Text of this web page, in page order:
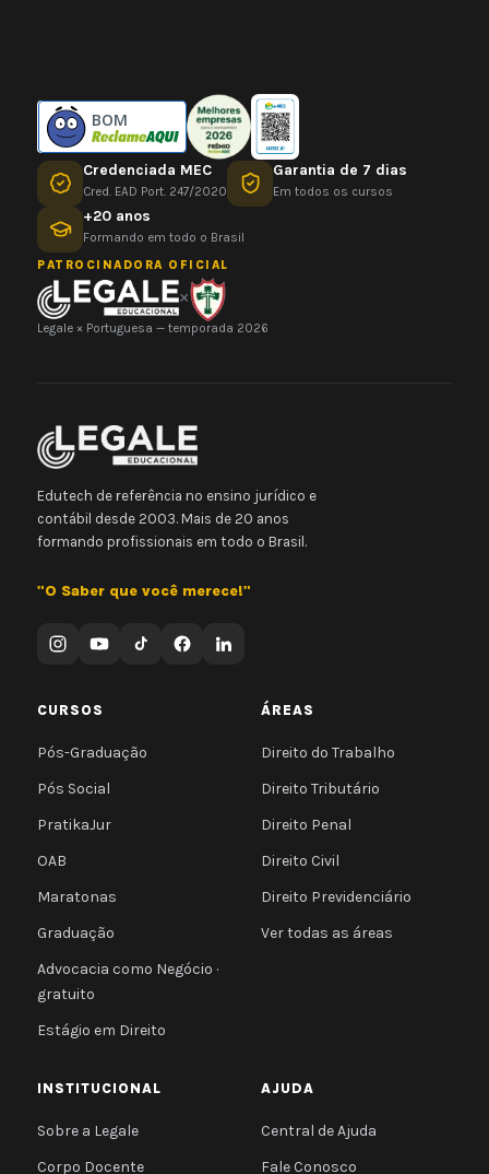
BOM
Credenciada MEC
Cred. EAD Port. 247/2020
Garantia de 7 dias
Em todos os cursos
+20 anos
Formando em todo o Brasil
PATROCINADORA OFICIAL
×
Legale × Portuguesa — temporada 2026
Edutech de referência no ensino jurídico e
contábil desde 2003. Mais de 20 anos
formando profissionais em todo o Brasil.
"O Saber que você merece!"
CURSOS
Pós-Graduação
Pós Social
PratikaJur
OAB
Maratonas
Graduação
Advocacia como Negócio ·
gratuito
Estágio em Direito
ÁREAS
Direito do Trabalho
Direito Tributário
Direito Penal
Direito Civil
Direito Previdenciário
Ver todas as áreas
INSTITUCIONAL
Sobre a Legale
Corpo Docente
AJUDA
Central de Ajuda
Fale Conosco